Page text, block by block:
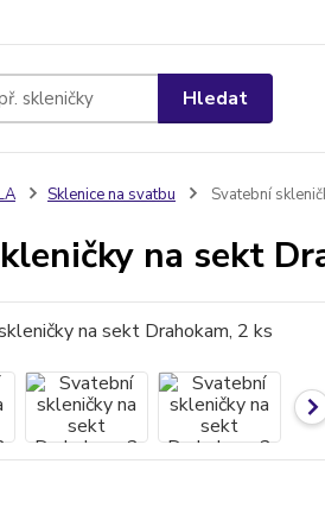
Hledat
Sklenice na svatbu Svatební
na sekt